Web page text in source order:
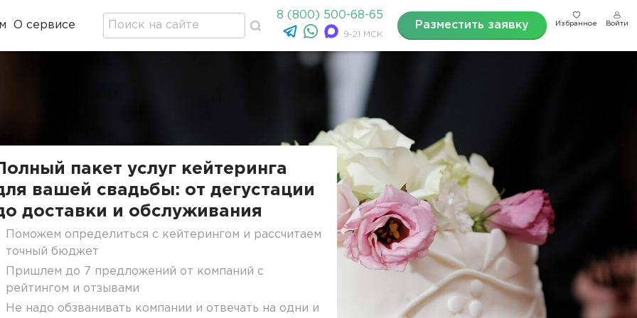
О сервисе
8 (800) 500-68-65
9-21 МСК
Разместить заявку Избранное Войти
пакет услуг кейтеринга
вашей свадьбы: от дегустации
доставки и обслуживания
Поможем определиться с кейтерингом и рассчитаем
точный бюджет
Пришлем до 7 предложений от компаний с
рейтингом и отзывами
Не надо обзванивать компании и отвечать на одни и